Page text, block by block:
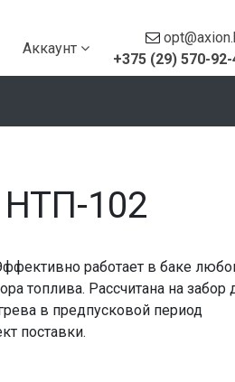
Аккаунт
+375 (29) 570-
НТП-102
работает в баке
топлива. Рассчитана на забор
в предпусковой период
поставки.